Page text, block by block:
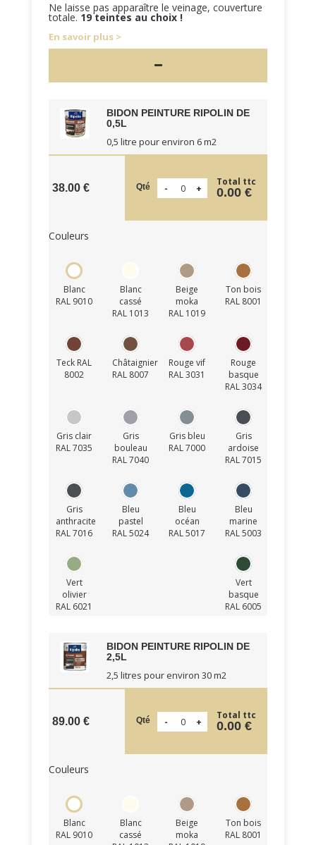
Ne laisse pas apparaître le veinage, couverture
totale. 19 teintes au choix !
En savoir plus
BIDON PEINTURE RIPOLIN DE
0,5L
0,5 litre pour environ 6 m2
38.00 € Qté Total ttc
0.00 €
Couleurs
Blanc
RAL 9010
Blanc
cassé
RAL 1013
Beige
moka
RAL 1019
Ton bois
RAL 8001
Teck RAL
8002
Châtaignier
RAL 8007
Rouge vif
RAL 3031
Rouge
basque
RAL 3034
Gris clair
RAL 7035
Gris
bouleau
RAL 7040
Gris bleu
RAL 7000
Gris
ardoise
RAL 7015
Gris
anthracite
RAL 7016
Bleu
pastel
RAL 5024
Bleu
océan
RAL 5017
Bleu
marine
RAL 5003
Vert
olivier
RAL 6021
Vert
basque
RAL 6005
BIDON PEINTURE RIPOLIN DE
2,5L
2,5 litres pour environ 30 m2
89.00 € Qté Total ttc
0.00 €
Couleurs
Blanc
RAL 9010
Blanc
cassé
Beige
moka
Ton bois
RAL 8001